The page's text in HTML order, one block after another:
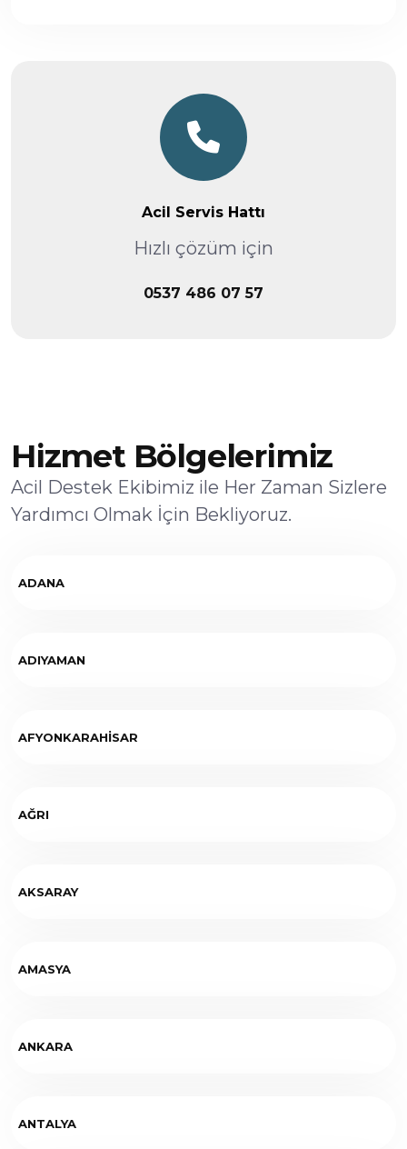
Acil Servis Hattı
Hızlı çözüm için
0537 486 07 57
Hizmet Bölgelerimiz
Acil Destek Ekibimiz ile Her Zaman Sizlere
Yardımcı Olmak İçin Bekliyoruz.
ADANA
ADIYAMAN
AFYONKARAHİSAR
AĞRI
AKSARAY
AMASYA
ANKARA
ANTALYA